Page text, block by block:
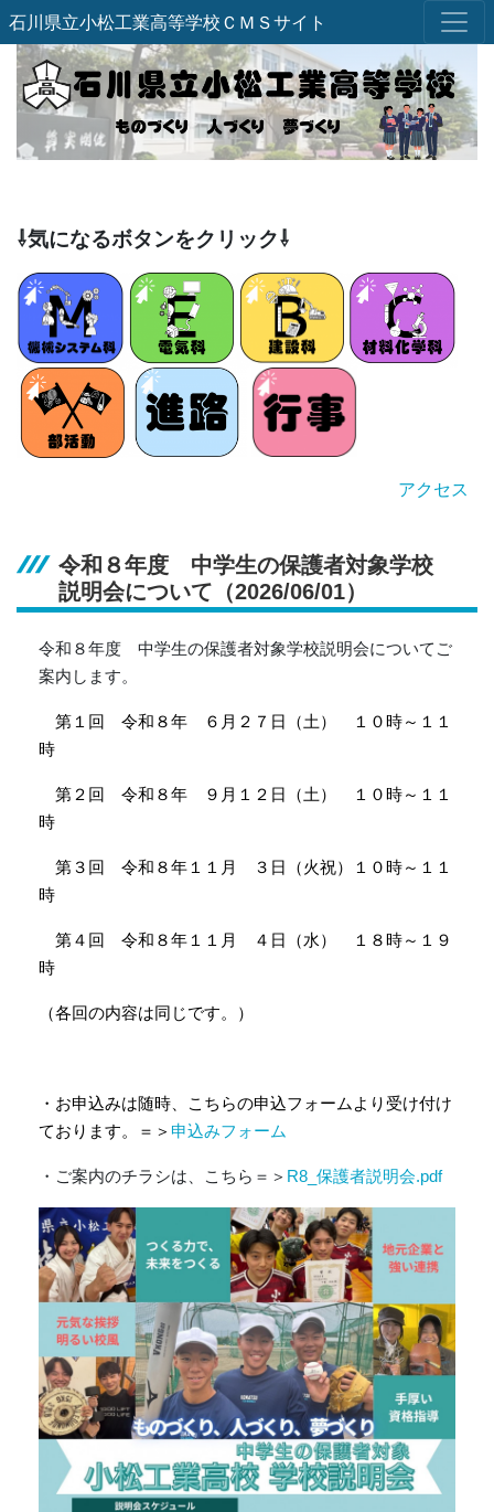
石川県立小松工業高等学校ＣＭＳサイト
⇩気になるボタンをクリック⇩
アクセス
令和８年度 中学生の保護者対象学校
説明会について（2026/06/01）
令和８年度 中学生の保護者対象学校説明会についてご
案内します。
第１回 令和８年 ６月２７日（土） １０時～１１
時
第２回 令和８年 ９月１２日（土） １０時～１１
時
第３回 令和８年１１月 ３日（火祝）１０時～１１
時
第４回 令和８年１１月 ４日（水） １８時～１９
時
（各回の内容は同じです。）
・お申込みは随時、こちらの申込フォームより受け付け
ております。＝＞ 申込みフォーム
・ご案内のチラシは、こちら＝＞ R8_保護者説明会.pdf